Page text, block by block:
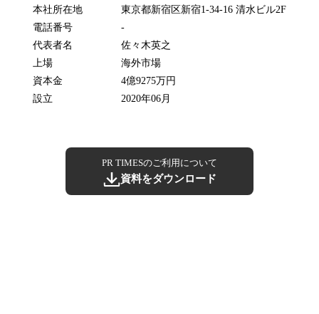
本社所在地
東京都新宿区新宿1-34-16 清水ビル2F
電話番号
-
代表者名
佐々木英之
上場
海外市場
資本金
4億9275万円
設立
2020年06月
PR TIMESのご利用について
資料をダウンロード